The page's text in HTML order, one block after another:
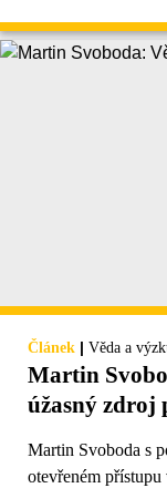
Článek | Věda a
Martin
úžasný zdroj
Martin Svoboda s
otevřeném